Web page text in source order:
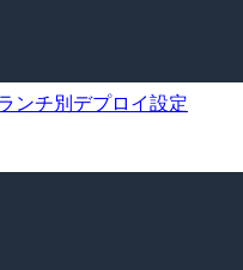
ンチ別デプロイ設定